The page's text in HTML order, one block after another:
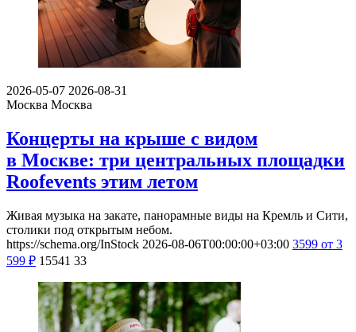
2026-05-07 2026-08-31
Москва Москва
Концерты на крыше с видом
в Москве: три центральных площадки
Roofevents этим летом
Живая музыка на закате, панорамные виды на Кремль и Сити,
столики под открытым небом.
https://schema.org/InStock 2026-08-06T00:00:00+03:00 3599 от 3
599 ₽ 15541 33